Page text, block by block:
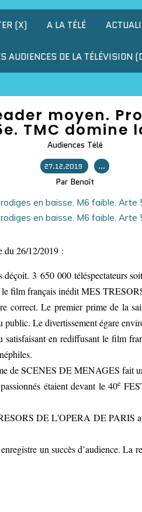
(X) A LA TÉLÉ
AUDIENCES DE LA TÉLÉVISION
moyen.
TMC domine
Audiences Télé
27.12.2019 …
Par Benoît
du 26/12/2019 :
déçoit. 3 650 000 téléspectateurs
le film français inédit MES
correct. Le premier prime de la
Le divertissement égare
satisfaisant en rediffusant le film
de SCENES DE MENAGES fait
étaient devant le 40e
DE L'OPERA DE PARIS
un succès d’audience. La